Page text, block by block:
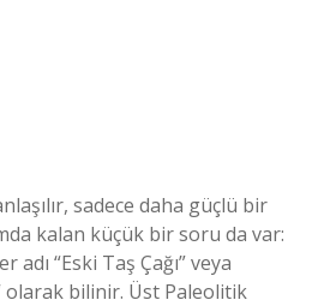
sadece daha güçlü bir
kalan küçük bir soru da var:
adı “Eski Taş Çağı” veya
olarak bilinir. Üst Paleolitik